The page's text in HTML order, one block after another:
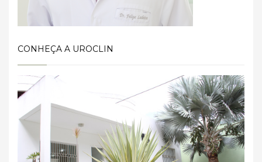
CONHEÇA A UROCLIN